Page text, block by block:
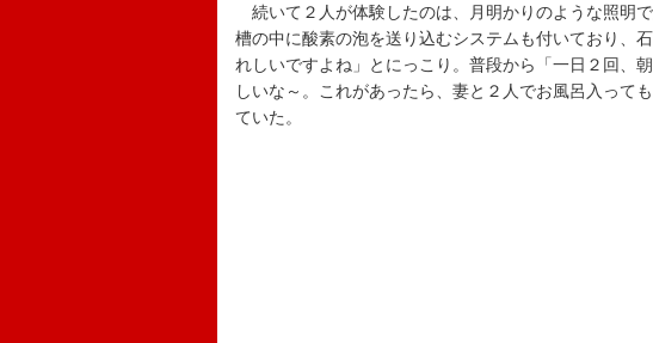
続いて２人が体験したのは、月明かりのような照明
槽の中に酸素の泡を送り込むシステムも付いており、
れしいですよね」とにっこり。普段から「一日２回、
しいな～。これがあったら、妻と２人でお風呂入って
ていた。